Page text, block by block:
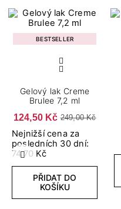
Předchozí
BESTSELLER
Gelový lak Creme
Brulee 7,2 ml
124,50 Kč 249,00 Kč
Nejnižší cena za
posledních 30 dní:
74.70 Kč
PŘIDAT DO
KOŠÍKU